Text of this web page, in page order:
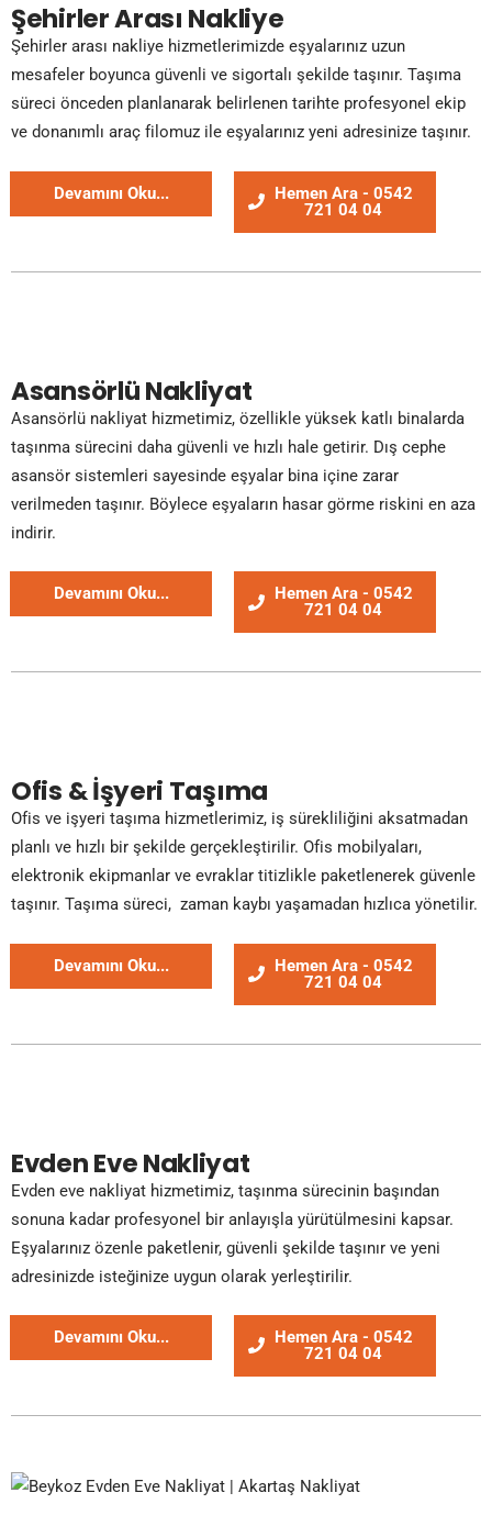
Şehirler Arası Nakliye
Şehirler arası nakliye hizmetlerimizde eşyalarınız uzun
mesafeler boyunca güvenli ve sigortalı şekilde taşınır. Taşıma
süreci önceden planlanarak belirlenen tarihte profesyonel ekip
ve donanımlı araç filomuz ile eşyalarınız yeni adresinize taşınır.
Devamını Oku...
Hemen Ara - 0542
721 04 04
Asansörlü Nakliyat
Asansörlü nakliyat hizmetimiz, özellikle yüksek katlı binalarda
taşınma sürecini daha güvenli ve hızlı hale getirir. Dış cephe
asansör sistemleri sayesinde eşyalar bina içine zarar
verilmeden taşınır. Böylece eşyaların hasar görme riskini en aza
indirir.
Devamını Oku...
Hemen Ara - 0542
721 04 04
Ofis & İşyeri Taşıma
Ofis ve işyeri taşıma hizmetlerimiz, iş sürekliliğini aksatmadan
planlı ve hızlı bir şekilde gerçekleştirilir. Ofis mobilyaları,
elektronik ekipmanlar ve evraklar titizlikle paketlenerek güvenle
taşınır. Taşıma süreci, zaman kaybı yaşamadan hızlıca yönetilir.
Devamını Oku...
Hemen Ara - 0542
721 04 04
Evden Eve Nakliyat
Evden eve nakliyat hizmetimiz, taşınma sürecinin başından
sonuna kadar profesyonel bir anlayışla yürütülmesini kapsar.
Eşyalarınız özenle paketlenir, güvenli şekilde taşınır ve yeni
adresinizde isteğinize uygun olarak yerleştirilir.
Devamını Oku...
Hemen Ara - 0542
721 04 04